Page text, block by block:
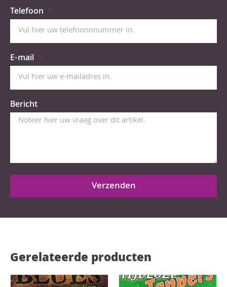
Telefoon
E-mail
Bericht
Verzenden
Gerelateerde producten